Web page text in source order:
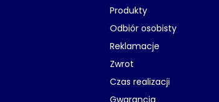
Produkty
Odbiór osobisty
Reklamacje
Zwrot
Czas realizacji